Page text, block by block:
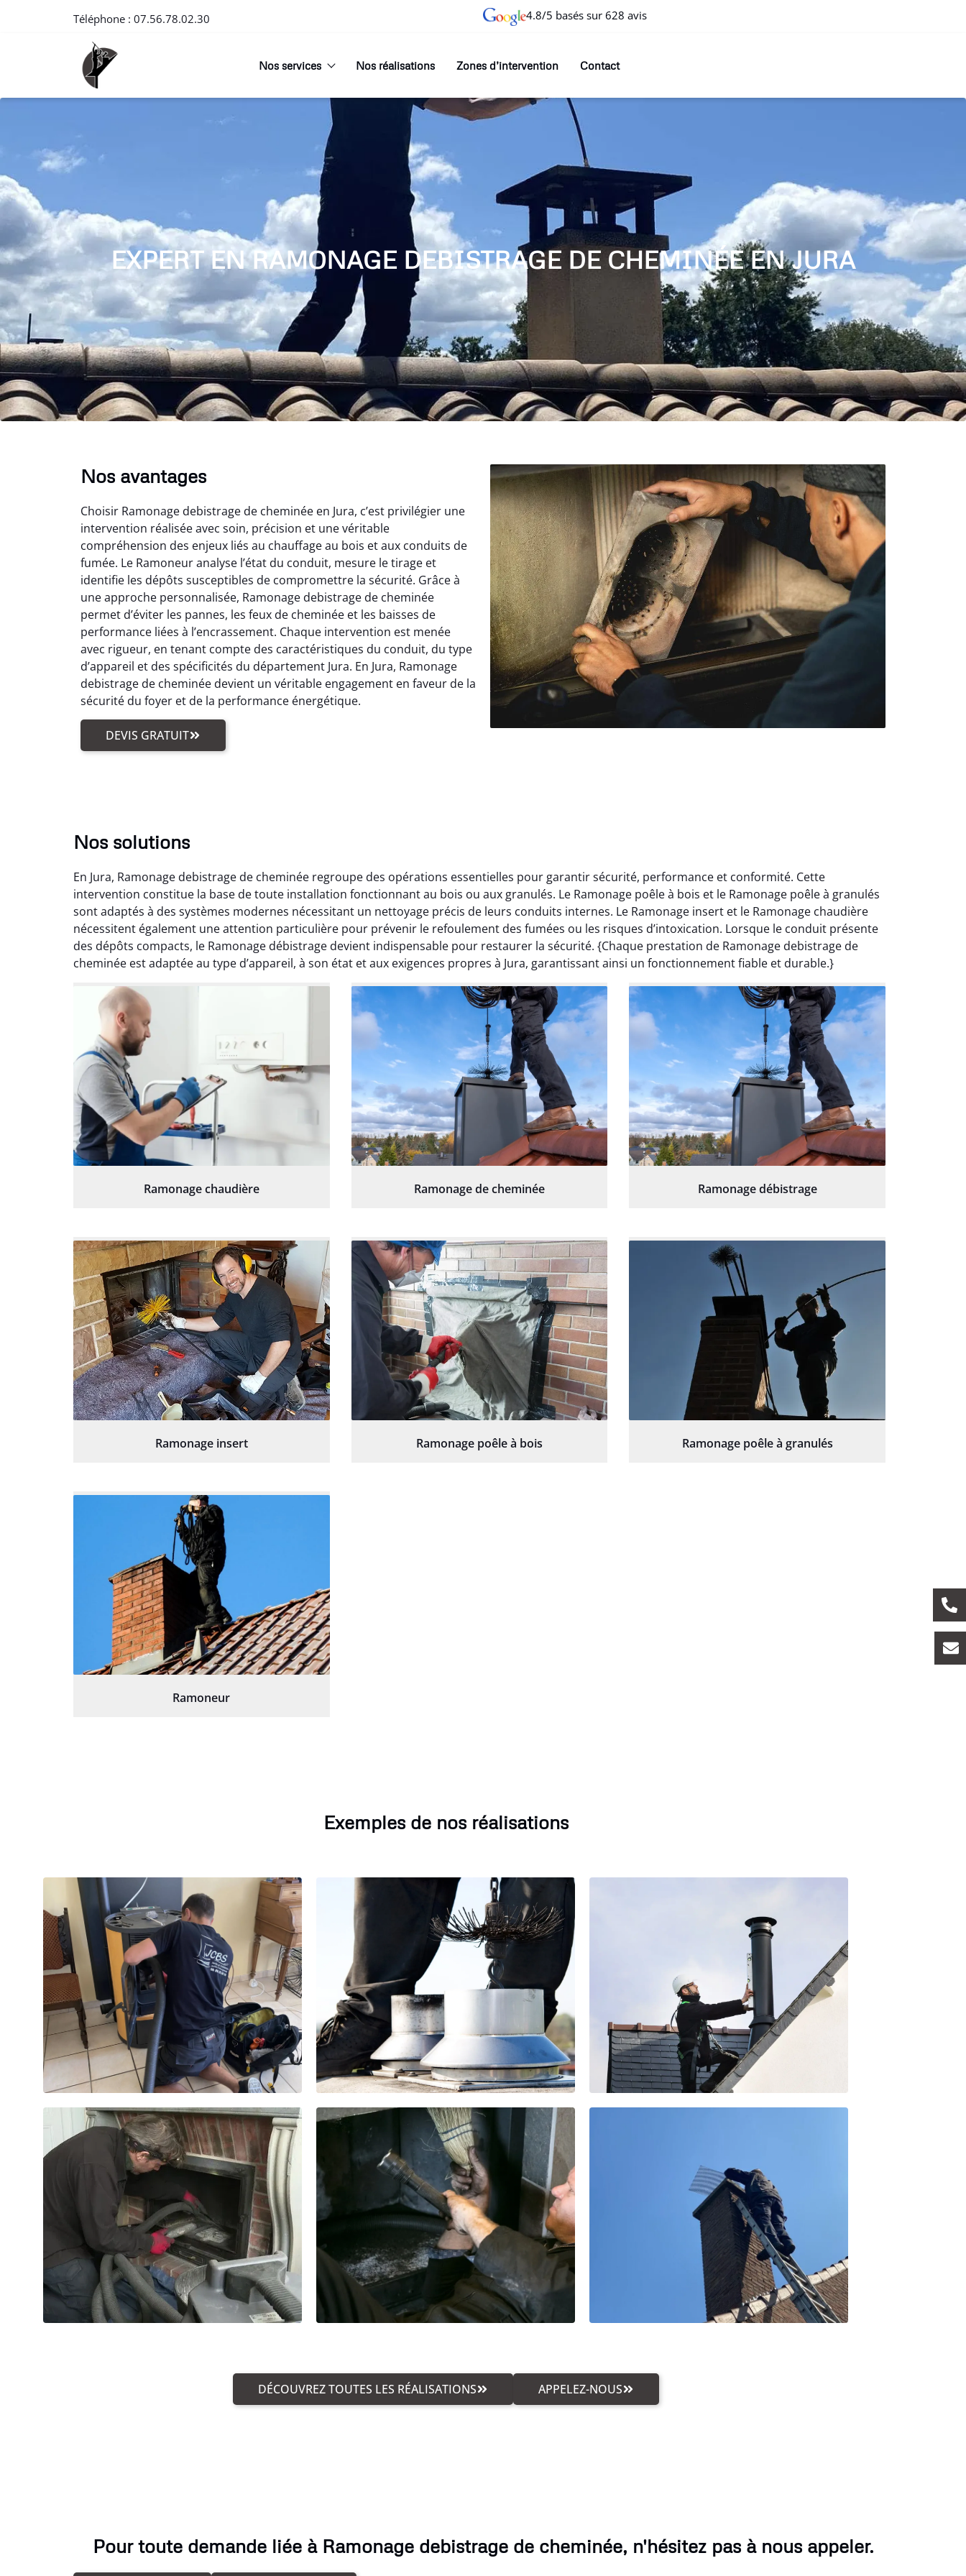
Téléphone : 07.56.78.02.30 4.8/5 basés sur 628 avis
Nos services Nos réalisations Zones d’intervention Contact
EXPERT EN RAMONAGE DEBISTRAGE DE CHEMINÉE EN JURA
Nos avantages
Choisir Ramonage debistrage de cheminée en Jura, c’est privilégier une
intervention réalisée avec soin, précision et une véritable
compréhension des enjeux liés au chauffage au bois et aux conduits de
fumée. Le Ramoneur analyse l’état du conduit, mesure le tirage et
identifie les dépôts susceptibles de compromettre la sécurité. Grâce à
une approche personnalisée, Ramonage debistrage de cheminée
permet d’éviter les pannes, les feux de cheminée et les baisses de
performance liées à l’encrassement. Chaque intervention est menée
avec rigueur, en tenant compte des caractéristiques du conduit, du type
d’appareil et des spécificités du département Jura. En Jura, Ramonage
debistrage de cheminée devient un véritable engagement en faveur de la
sécurité du foyer et de la performance énergétique.
DEVIS GRATUIT
Nos solutions
En Jura, Ramonage debistrage de cheminée regroupe des opérations essentielles pour garantir sécurité, performance et conformité. Cette
intervention constitue la base de toute installation fonctionnant au bois ou aux granulés. Le Ramonage poêle à bois et le Ramonage poêle à granulés
sont adaptés à des systèmes modernes nécessitant un nettoyage précis de leurs conduits internes. Le Ramonage insert et le Ramonage chaudière
nécessitent également une attention particulière pour prévenir le refoulement des fumées ou les risques d’intoxication. Lorsque le conduit présente
des dépôts compacts, le Ramonage débistrage devient indispensable pour restaurer la sécurité. {Chaque prestation de Ramonage debistrage de
cheminée est adaptée au type d’appareil, à son état et aux exigences propres à Jura, garantissant ainsi un fonctionnement fiable et durable.}
Ramonage chaudière Ramonage de cheminée Ramonage débistrage
Ramonage insert Ramonage poêle à bois Ramonage poêle à granulés
Ramoneur
Exemples de nos réalisations
DÉCOUVREZ TOUTES LES RÉALISATIONS APPELEZ-NOUS
Pour toute demande liée à Ramonage debistrage de cheminée, n'hésitez pas à nous appeler.